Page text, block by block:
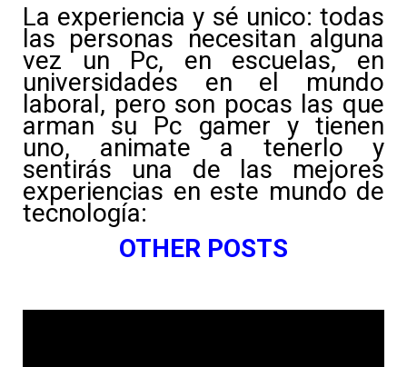
La experiencia y sé unico: todas
las personas necesitan alguna
vez un Pc, en escuelas, en
universidades en el mundo
laboral, pero son pocas las que
arman su Pc gamer y tienen
uno, animate a tenerlo y
sentirás una de las mejores
experiencias en este mundo de
tecnología:
OTHER POSTS